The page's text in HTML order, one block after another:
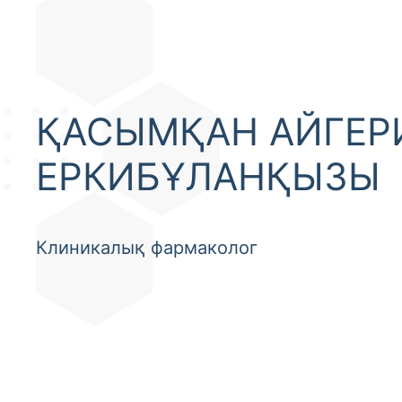
ҚАСЫМҚАН
ЕРКИБҰЛАНҚЫЗЫ
Клиникалық фармаколог